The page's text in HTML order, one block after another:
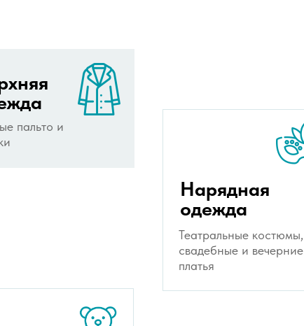
пальто и
Нарядная
одежда
Театральные костюмы,
свадебные и вечерние
платья